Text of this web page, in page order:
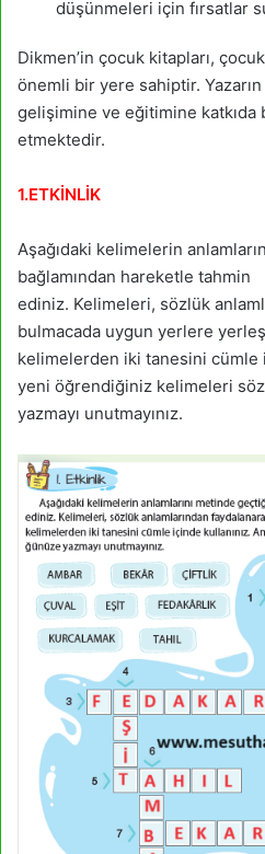
düşünmeleri için fırsatlar
Dikmen’in çocuk kitapları,
önemli bir yere sahiptir. Yazarın
gelişimine ve eğitimine katkıda
etmektedir.
1.ETKİNLİK
Aşağıdaki kelimelerin
bağlamından hareketle tahmin
ediniz. Kelimeleri, sözlük
bulmacada uygun yerlere
kelimelerden iki tanesini cümle
yeni öğrendiğiniz kelimeleri
yazmayı unutmayınız.